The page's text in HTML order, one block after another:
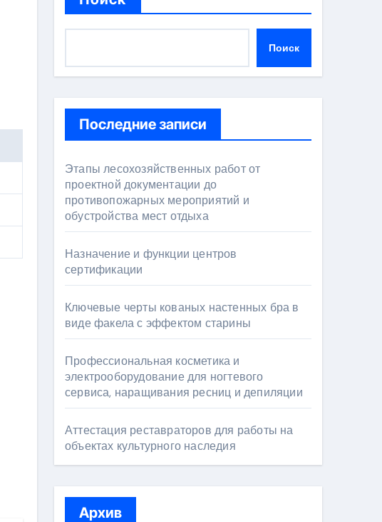
Поиск
Последние записи
Этапы лесохозяйственных работ от
проектной документации до
противопожарных мероприятий и
обустройства мест отдыха
Назначение и функции центров
сертификации
Ключевые черты кованых настенных бра в
виде факела с эффектом старины
Профессиональная косметика и
электрооборудование для ногтевого
сервиса, наращивания ресниц и депиляции
Аттестация реставраторов для работы на
объектах культурного наследия
Архив